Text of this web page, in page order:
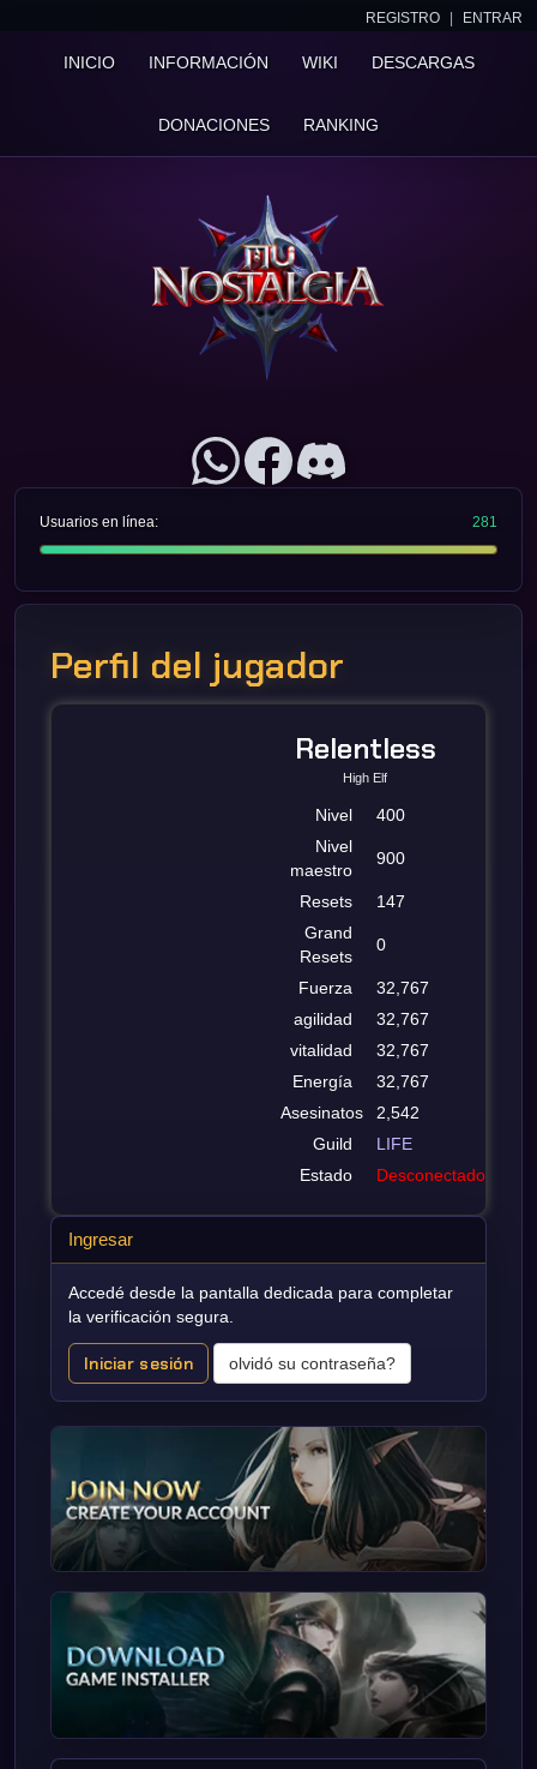
REGISTRO ENTRAR
INICIO INFORMACIÓN WIKI DESCARGAS
DONACIONES RANKING
Usuarios en línea: 281
Perfil del jugador
Relentless
High Elf
Nivel
400
Nivel
maestro
900
Resets
147
Grand
Resets
0
Fuerza
32,767
agilidad
32,767
vitalidad
32,767
Energía
32,767
Asesinatos
2,542
Guild
LIFE
Estado
Desconectado
Ingresar
Accedé desde la pantalla dedicada para completar
la verificación segura.
Iniciar sesión olvidó su contraseña?